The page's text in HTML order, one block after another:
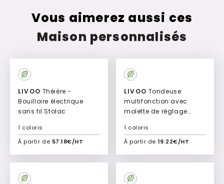
Vous aimerez aussi ces
Maison personnalisés
LIVOO
Bouilloire électrique
sans fil Stolac
À partir de 57.18€/HT
1 coloris
Ajouter à mon devis
LIVOO
multifonction avec
molette de réglage
À partir de 19.22€/HT
1 coloris
Ajouter à mon devis